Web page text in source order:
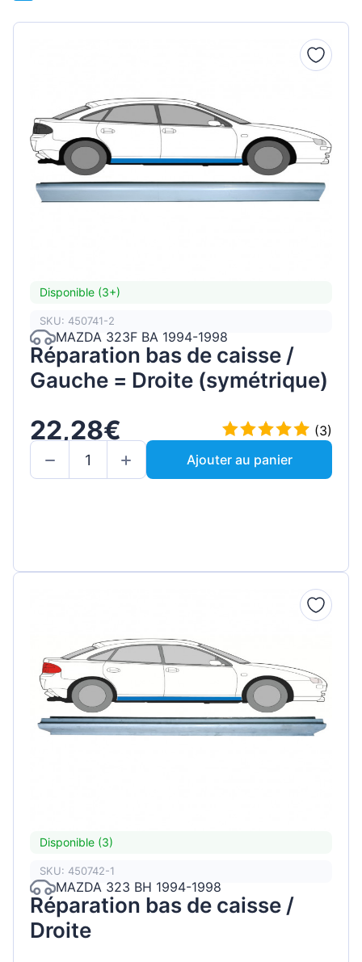
Disponible (3+)
SKU: 450741-2
MAZDA 323F BA 1994-1998
Réparation bas de caisse /
Gauche = Droite (symétrique)
22,28€
(3)
Ajouter au panier
Disponible (3)
SKU: 450742-1
MAZDA 323 BH 1994-1998
Réparation bas de caisse /
Droite